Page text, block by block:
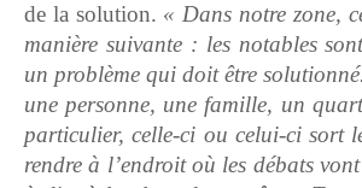
de la solution. « Dans notre zone,
manière suivante : les notables
un problème qui doit être
une personne, une famille, un
particulier, celle-ci ou celui-ci sort
rendre à l’endroit où les débats vont